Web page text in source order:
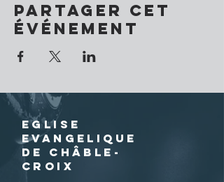
Partager cet
événement
EGLISE
EVANGELIQUE
DE CHÂBLE-
CROIX